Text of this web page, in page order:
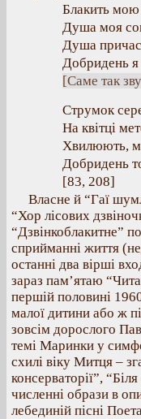
Блакить
Душа моя
Душа
Добридень я
[Саме так
Струмок
На квітці
Хвилюють,
Добридень
[83, 208]
Власне й “Гаї
“Хор лісових
“Дзвінкоблакитне”
сприйманні життя
останні два вірші
зараз пам’ятаю
першій половині
малої дитини або ж
зовсім дорослого
темі Маринки у
схилі віку Митця –
консерваторії”,
численні образи в
лебединій пісні